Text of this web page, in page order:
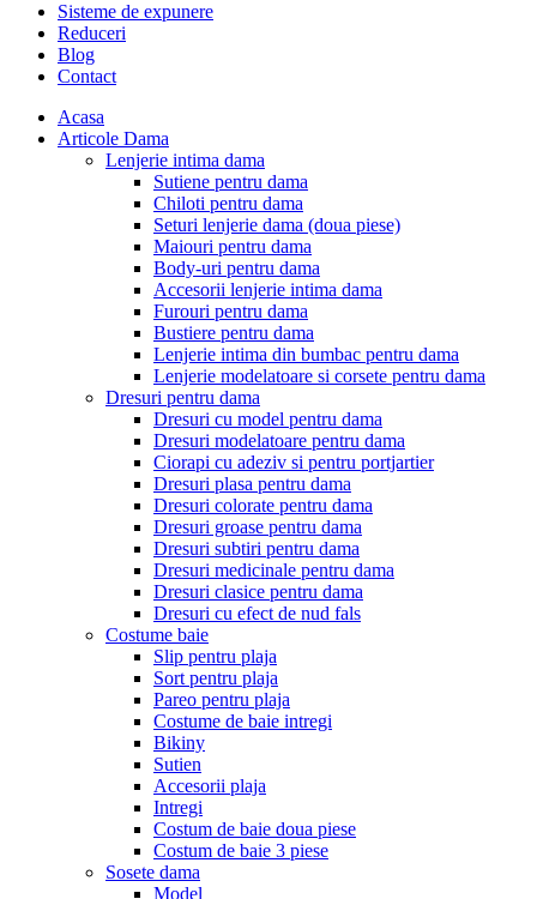
Sisteme de expunere
Reduceri
Blog
Contact
Acasa
Articole Dama
Lenjerie intima dama
Sutiene pentru dama
Chiloti pentru dama
Seturi lenjerie dama (doua piese)
Maiouri pentru dama
Body-uri pentru dama
Accesorii lenjerie intima dama
Furouri pentru dama
Bustiere pentru dama
Lenjerie intima din bumbac pentru dama
Lenjerie modelatoare si corsete pentru dama
Dresuri pentru dama
Dresuri cu model pentru dama
Dresuri modelatoare pentru dama
Ciorapi cu adeziv si pentru portjartier
Dresuri plasa pentru dama
Dresuri colorate pentru dama
Dresuri groase pentru dama
Dresuri subtiri pentru dama
Dresuri medicinale pentru dama
Dresuri clasice pentru dama
Dresuri cu efect de nud fals
Costume baie
Slip pentru plaja
Sort pentru plaja
Pareo pentru plaja
Costume de baie intregi
Bikiny
Sutien
Accesorii plaja
Intregi
Costum de baie doua piese
Costum de baie 3 piese
Sosete dama
Model